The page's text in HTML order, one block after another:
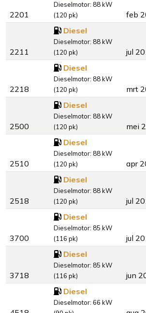
2201
Dieselmotor: 88 kW
(120 pk)
feb
2211
Diesel
Dieselmotor: 88 kW
(120 pk)
jul
2218
Diesel
Dieselmotor: 88 kW
(120 pk)
mrt
2500
Diesel
Dieselmotor: 88 kW
(120 pk)
mei
2510
Diesel
Dieselmotor: 88 kW
(120 pk)
apr
2518
Diesel
Dieselmotor: 88 kW
(120 pk)
jul
3700
Diesel
Dieselmotor: 85 kW
(116 pk)
jul
3718
Diesel
Dieselmotor: 85 kW
(116 pk)
jun
Diesel
Dieselmotor: 66 kW